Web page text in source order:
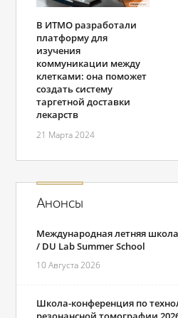
В ИТМО разработали
платформу для
изучения
коммуникации между
клетками: она поможет
создать систему
таргетной доставки
лекарств
21 Марта 2024
Анонсы
Международная летняя
/ DU Lab Summer School
10 Августа 2026
Школа-конференция по